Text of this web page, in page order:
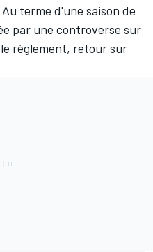
terme d'une saison de
par une controverse sur
règlement, retour sur